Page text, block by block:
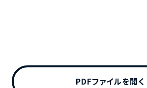
PDFファイルを開く